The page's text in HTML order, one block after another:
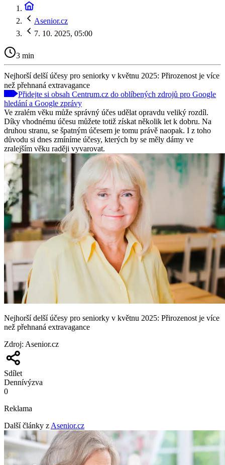
Asenior.cz
7. 10. 2025, 05:00
3 min
Nejhorší delší účesy pro seniorky v květnu 2025: Přirozenost je více
než přehnaná extravagance
Přidejte si obsah Centrum.cz do oblíbených zdrojů pro Google
hledání a Google zprávy
Ve zralém věku může správný účes udělat opravdu veliký rozdíl.
Díky vhodnému účesu můžete totiž získat několik let k dobru. Na
druhou stranu, se špatným účesem je tomu právě naopak. I z toho
důvodu si dnes zmíníme účesy, kterých by se měly dámy ve
zralejším věku raději vyvarovat.
Nejhorší delší účesy pro seniorky v květnu 2025: Přirozenost je více
než přehnaná extravagance
Zdroj: Asenior.cz
Sdílet
Dennívýzva
0
Reklama
Další články z Asenior.cz